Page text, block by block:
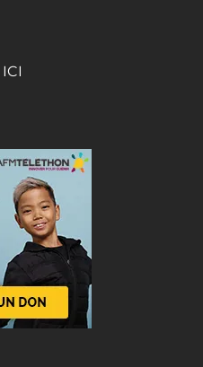
ICI